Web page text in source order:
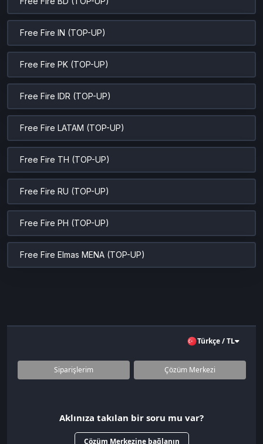
Free Fire IN (TOP-UP)
Free Fire PK (TOP-UP)
Free Fire IDR (TOP-UP)
Free Fire LATAM (TOP-UP)
Free Fire TH (TOP-UP)
Free Fire RU (TOP-UP)
Free Fire PH (TOP-UP)
Free Fire Elmas MENA (TOP-UP)
Türkçe / TL
Siparişlerim Çözüm Merkezi
Aklınıza takılan bir soru mu var?
Çözüm Merkezine bağlanın